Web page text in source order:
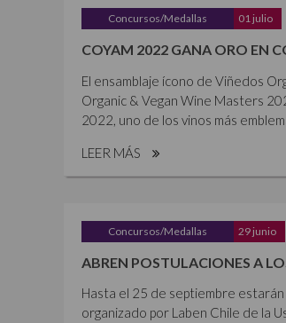
Concursos/Medallas 01 julio
COYAM 2022 GANA ORO EN
El ensamblaje ícono de Viñedos
Organic & Vegan Wine Masters
2022, uno de los vinos más
LEER MÁS
Concursos/Medallas 29 junio
ABREN POSTULACIONES A
Hasta el 25 de septiembre
organizado por Laben Chile de la